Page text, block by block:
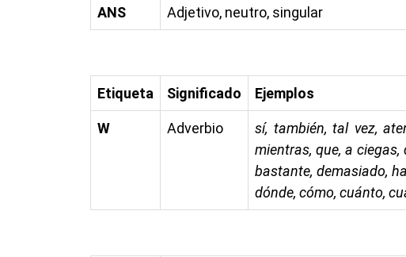
ANS Adjetivo, neutro, singular
Etiqueta Significado Ejemplos
W Adverbio
sí, también, tal vez,
mientras, que, a
bastante, demasiado,
dónde, cómo, cuánto,